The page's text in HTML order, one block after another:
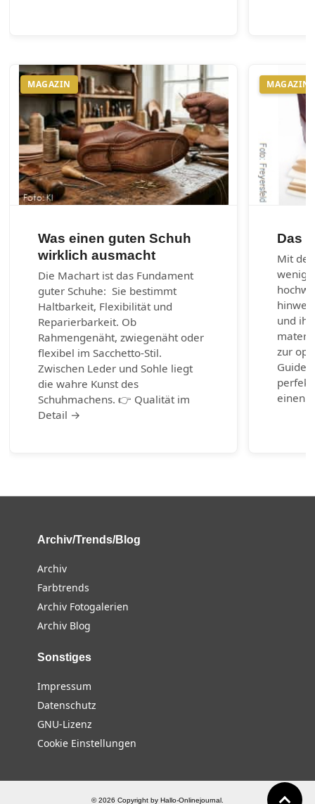
MAGAZIN
Was einen guten Schuh
wirklich ausmacht
Die Machart ist das Fundament
guter Schuhe: Sie bestimmt
Haltbarkeit, Flexibilität und
Reparierbarkeit. Ob
Rahmengenäht, zwiegenäht oder
flexibel im Sacchetto-Stil.
Zwischen Leder und Sohle liegt
die wahre Kunst des
Schuhmachens. 👉 Qualität im
Detail →
MAGAZIN
Das
Mit
wenig
und
zur
Guide
einen
Archiv/Trends/Blog
Archiv
Farbtrends
Archiv Fotogalerien
Archiv Blog
Sonstiges
Impressum
Datenschutz
GNU-Lizenz
Cookie Einstellungen
© 2026 Copyright by Hallo-Onlinejournal.